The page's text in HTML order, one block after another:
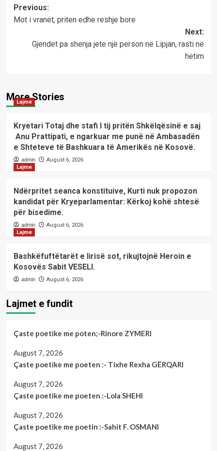
Post
navigation
Previous:
Mot i vranët, priten edhe reshje bore
Next:
Gjendet pa shenja jete një person në Lipjan, rasti në
hetim
More Stories
Lajme
Kryetari Totaj dhe stafi I tij pritën Shkëlqësinë e saj
Anu Prattipati, e ngarkuar me punë në Ambasadën
e Shteteve të Bashkuara të Amerikës në Kosovë.
admin
August 6, 2026
Lajme
Ndërpritet seanca konstituive, Kurti nuk propozon
kandidat për Kryeparlamentar: Kërkoj kohë shtesë
për bisedime.
admin
August 6, 2026
Lajme
Bashkëfuftëtarët e lirisë sot, rikujtojnë Heroin e
Kosovës Sabit VESELI.
admin August 6, 2026
Lajmet e fundit
Çaste poetike me poten;-Rinore ZYMERI
August 7, 2026
Çaste poetike me poeten :- Tixhe Rexha GËRQARI
August 7, 2026
Çaste poetike me poeten :-Lola SHEHI
August 7, 2026
Çaste poetike me poetin :-Sahit F. OSMANI
August 7, 2026